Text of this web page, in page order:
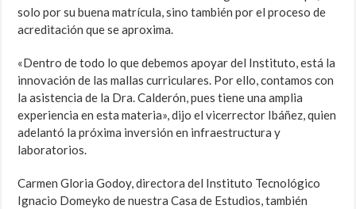
solo por su buena matrícula, sino también por el proceso de
acreditación que se aproxima.
«Dentro de todo lo que debemos apoyar del Instituto, está la
innovación de las mallas curriculares. Por ello, contamos con
la asistencia de la Dra. Calderón, pues tiene una amplia
experiencia en esta materia», dijo el vicerrector Ibáñez, quien
adelantó la próxima inversión en infraestructura y
laboratorios.
Carmen Gloria Godoy, directora del Instituto Tecnológico
Ignacio Domeyko de nuestra Casa de Estudios, también